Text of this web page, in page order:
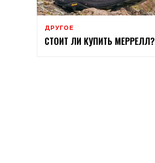
ДРУГОЕ
СТОИТ ЛИ КУПИТЬ МЕРРЕЛЛ?